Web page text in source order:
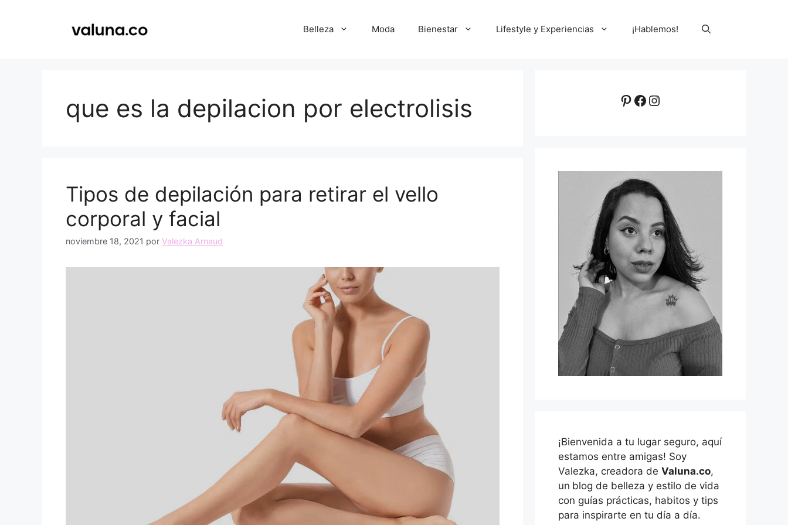
Belleza Moda Bienestar Lifestyle y Experiencias ¡Hablemos!
que es la depilacion por electrolisis
Tipos de depilación para retirar el vello
corporal y facial
noviembre 18, 2021 por Valezka Arnaud
Pinterest
Facebook
Instagram
¡Bienvenida a tu lugar seguro, aquí
estamos entre amigas! Soy
Valezka, creadora de Valuna.co,
un blog de belleza y estilo de vida
con guías prácticas, habitos y tips
para inspirarte en tu día a día.